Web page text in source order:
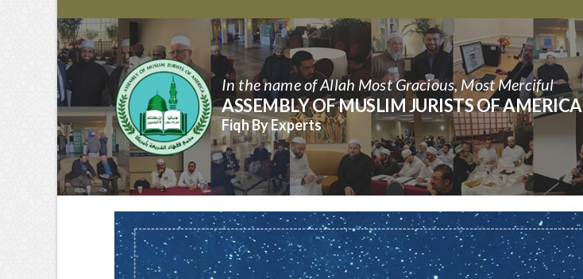
In the name of Allah Most Gracious, Most Merciful
ASSEMBLY OF MUSLIM JURISTS OF AMERICA
Fiqh By Experts